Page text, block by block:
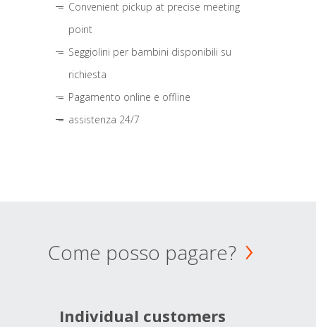
Convenient pickup at precise meeting
point
Seggiolini per bambini disponibili su
richiesta
Pagamento online e offline
assistenza 24/7
Come posso pagare?
Individual customers